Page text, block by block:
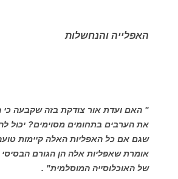
האפלייה והנחשלות
" האם ועדת אור צודקת בזה שקבעה כי
את הערבים בתחומים מסוימים? יכול
שגם אם כל האפליות האלה קיימות
אומרת שאפליות אלה הן הגורם
של האוכלוסייה המוסלמית" .